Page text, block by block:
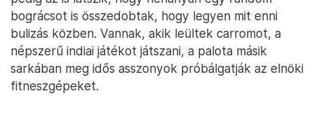
bográcsot is összedobtak, hogy legyen mit enni
bulizás közben. Vannak, akik leültek carromot, a
népszerű indiai játékot játszani, a palota másik
sarkában meg idős asszonyok próbálgatják az elnöki
fitneszgépeket.